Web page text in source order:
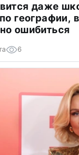
даже
географии,
ошибиться
6